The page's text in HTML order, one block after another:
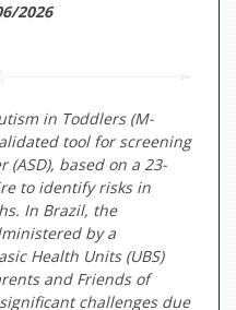
2026
in Toddlers (M-
tool for screening
based on a 23-
to identify risks in
In Brazil, the
by a
Health Units (UBS)
and Friends of
challenges due